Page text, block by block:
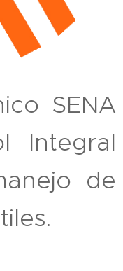
SENA
Integral
de